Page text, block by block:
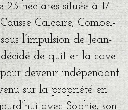
hectares située à 17
Calcaire, Combel-
l’impulsion de Jean-
de quitter la cave
devenir indépendant.
sur la propriété en
avec Sophie, son